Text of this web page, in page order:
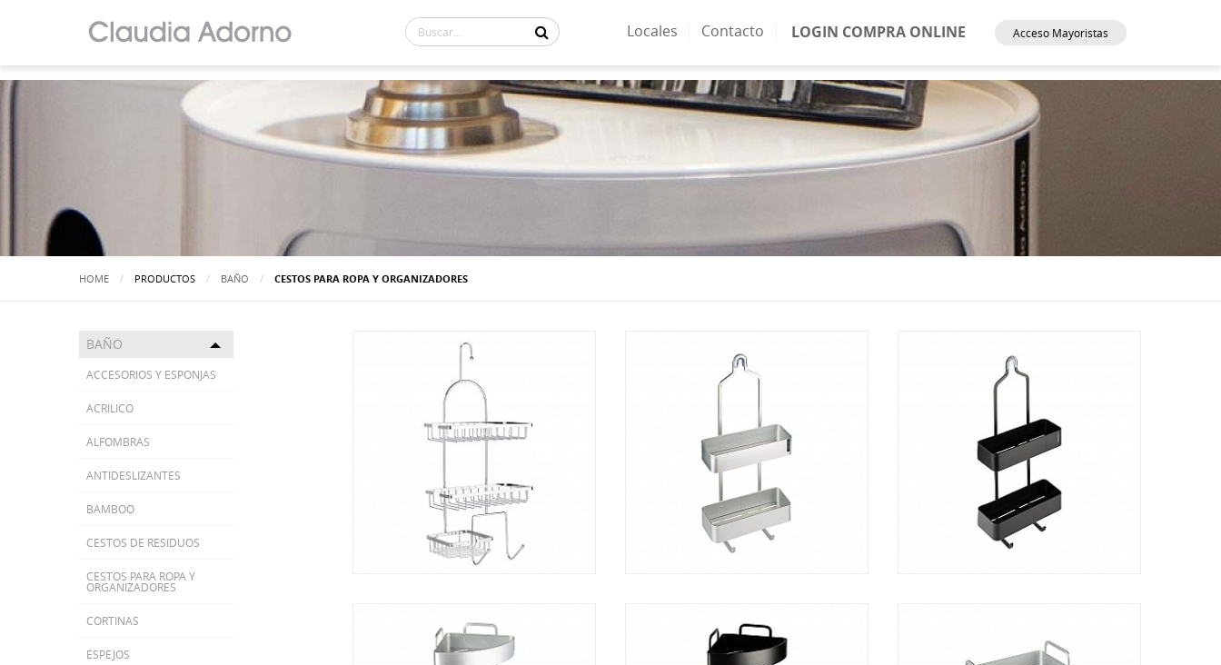
Acceso Mayoristas
LOGIN COMPRA ONLINE
Locales Contacto
HOME PRODUCTOS BAÑO ACTUALMENTE:
CESTOS PARA ROPA Y ORGANIZADORES
BAÑO Toggle menu
ACCESORIOS Y ESPONJAS
ACRILICO
ALFOMBRAS
ANTIDESLIZANTES
BAMBOO
CESTOS DE RESIDUOS
CESTOS PARA ROPA Y
ORGANIZADORES
CORTINAS
ESPEJOS